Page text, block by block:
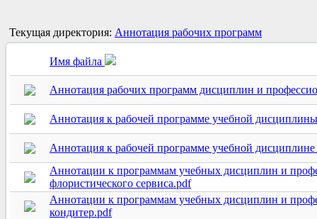
Текущая директория: Аннотация рабочих программ
Имя файла
Аннотация рабочих программ дисциплин и
Аннотация к рабочей программе учебной
Аннотация к рабочей программе учебной
Аннотации к программам учебных дисциплин и
флористического сервиса.pdf
Аннотации к программам учебных дисциплин и
кондитер.pdf